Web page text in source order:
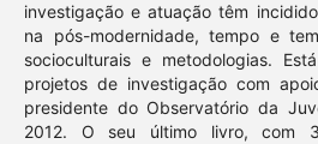
investigação e atuação têm
na pós-modernidade, tempo e
socioculturais e metodologias.
projetos de investigação com
presidente do Observatório da
2012. O seu último livro, com